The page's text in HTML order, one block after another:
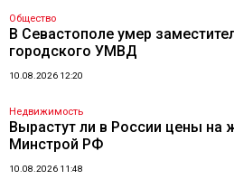
Общество
В Севастополе умер
городского УМВД
10.08.2026 12:20
Недвижимость
Вырастут ли в России цены на
Минстрой РФ
10.08.2026 11:48